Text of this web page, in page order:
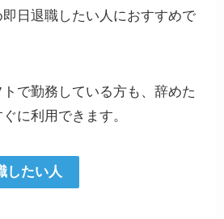
日退職したい人におすすめで
で勤務している方も、辞めた
に利用できます。
したい人